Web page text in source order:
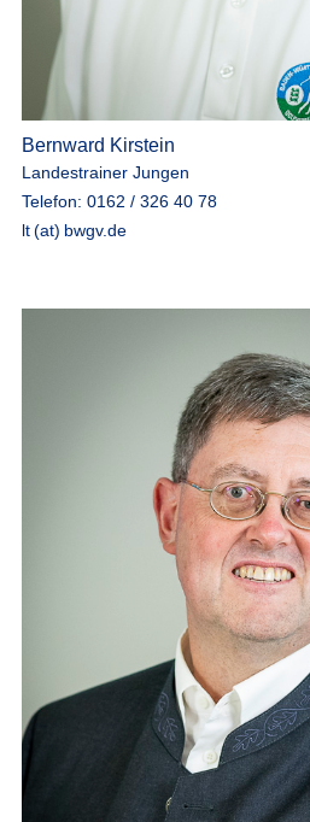
Bernward Kirstein
Landestrainer Jungen
Telefon: 0162 / 326 40 78
lt (at) bwgv.de